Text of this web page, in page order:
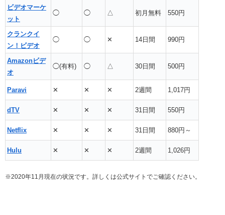
ビデオマーケ
ット
◯ ◯ △ 初月無料 550円
クランクイ
ン！ビデオ
◯ ◯ ✕ 14日間 990円
Amazonビデ
オ
◯(有料) ◯ △ 30日間 500円
Paravi ✕ ✕ ✕ 2週間 1,017円
dTV ✕ ✕ ✕ 31日間 550円
Netflix ✕ ✕ ✕ 31日間 880円～
Hulu ✕ ✕ ✕ 2週間 1,026円
※2020年11月現在の状況です。詳しくは公式サイトでご確認ください。